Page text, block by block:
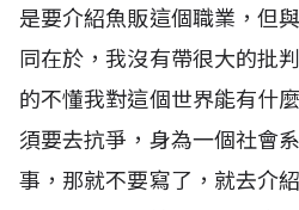
是要介紹魚販這個職業，但
同在於，我沒有帶很大的批
的不懂我對這個世界能有什
須要去抗爭，身為一個社會
事，那就不要寫了，就去介